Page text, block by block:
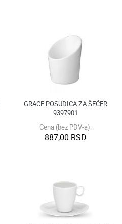
GRACE POSUDICA ZA ŠEĆER
9397901
Cena (bez PDV-a):
887,00 RSD